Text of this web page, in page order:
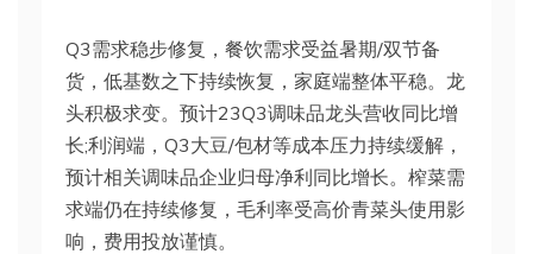
Q3需求稳步修复，餐饮需求受益暑期/双节备
货，低基数之下持续恢复，家庭端整体平稳。龙
头积极求变。预计23Q3调味品龙头营收同比增
长;利润端，Q3大豆/包材等成本压力持续缓解，
预计相关调味品企业归母净利同比增长。榨菜需
求端仍在持续修复，毛利率受高价青菜头使用影
响，费用投放谨慎。